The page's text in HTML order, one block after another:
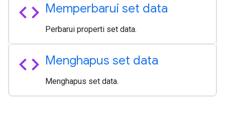
code Memperbarui set data
Perbarui properti set data.
code Menghapus set data
Menghapus set data.